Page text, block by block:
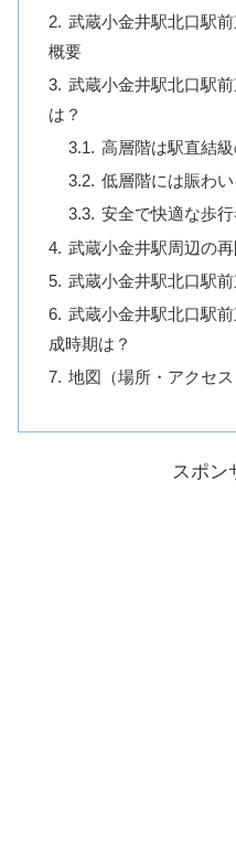
武蔵小金井駅北口駅
概要
武蔵小金井駅北口駅
は？
高層階は駅直結
低層階には賑わ
安全で快適な歩
武蔵小金井駅周辺の
武蔵小金井駅北口駅
武蔵小金井駅北口駅
成時期は？
地図（場所・アクセス
スポン